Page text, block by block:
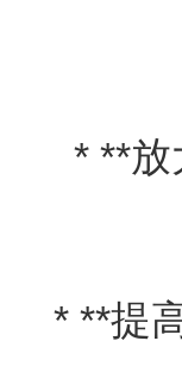
* **
* **提